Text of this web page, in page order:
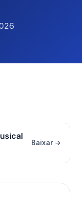
Baixar →